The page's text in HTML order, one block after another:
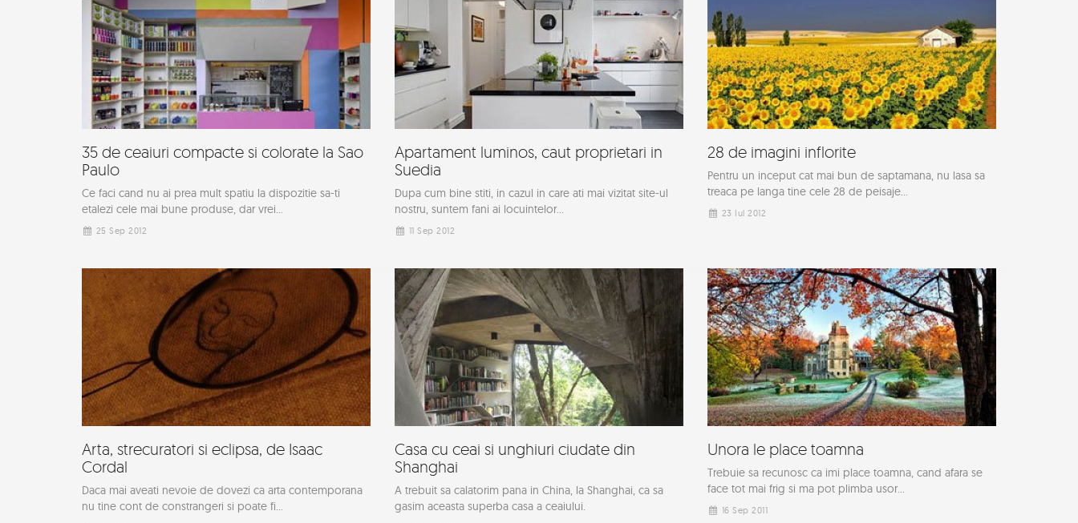
35 de ceaiuri compacte si colorate la Sao
Paulo
Ce faci cand nu ai prea mult spatiu la dispozitie sa-ti
etalezi cele mai bune produse, dar vrei...
25 Sep 2012
Apartament luminos, caut proprietari in
Suedia
Dupa cum bine stiti, in cazul in care ati mai vizitat site-ul
nostru, suntem fani ai locuintelor...
11 Sep 2012
28 de imagini inflorite
Pentru un inceput cat mai bun de saptamana, nu lasa sa
treaca pe langa tine cele 28 de peisaje...
23 Iul 2012
Arta, strecuratori si eclipsa, de Isaac
Cordal
Daca mai aveati nevoie de dovezi ca arta contemporana
nu tine cont de constrangeri si poate fi...
Casa cu ceai si unghiuri ciudate din
Shanghai
A trebuit sa calatorim pana in China, la Shanghai, ca sa
gasim aceasta superba casa a ceaiului.
Unora le place toamna
Trebuie sa recunosc ca imi place toamna, cand afara se
face tot mai frig si ma pot plimba usor...
16 Sep 2011